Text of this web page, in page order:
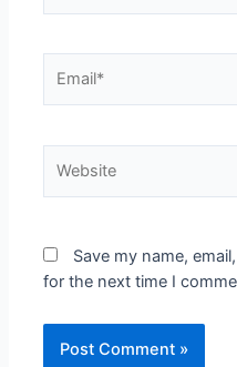
Save my name,
for the next time I